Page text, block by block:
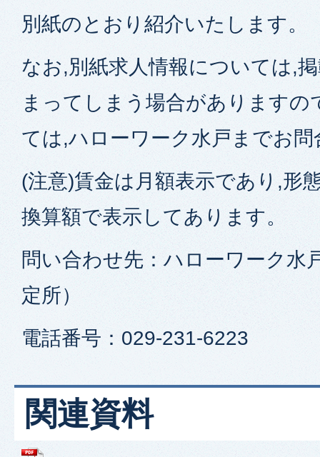
別紙のとおり紹介いたします。
なお,別紙求人情報については,
まってしまう場合がありますの
ては,ハローワーク水戸までお
(注意)賃金は月額表示であり,形
換算額で表示してあります。
問い合わせ先：ハローワーク水
定所）
電話番号：029-231-6223
関連資料